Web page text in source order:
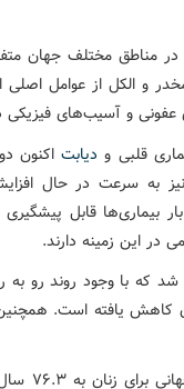
در مناطق مختلف جهان
و الکل از عوامل
عفونی و آسیب‌های
قلبی و دیابتاکنون
نیز به سرعت در حال
بیماری‌ها قابل
در این زمینه دارند.
بررسی، از سال ۲۰۲۳ تاکنون کاهش